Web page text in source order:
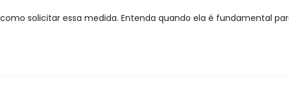
solicitar essa medida. Entenda quando ela é fundamental